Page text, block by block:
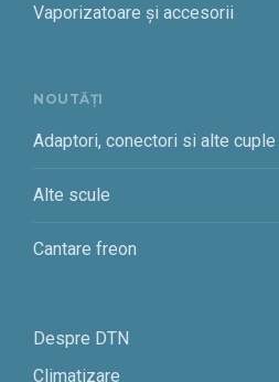
Vaporizatoare și accesorii
NOUTĂȚI
Adaptori, conectori si alte cuple
Alte scule
Cantare freon
Despre DTN
Climatizare